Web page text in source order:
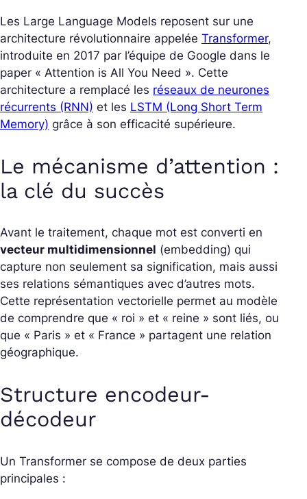
Les Large Language Models reposent sur une
architecture révolutionnaire appelée Transformer,
introduite en 2017 par l’équipe de Google dans le
paper « Attention is All You Need ». Cette
architecture a remplacé les réseaux de neurones
récurrents (RNN) et les LSTM (Long Short Term
Memory) grâce à son efficacité supérieure.
Le mécanisme d’attention :
la clé du succès
Avant le traitement, chaque mot est converti en
vecteur multidimensionnel (embedding) qui
capture non seulement sa signification, mais aussi
ses relations sémantiques avec d’autres mots.
Cette représentation vectorielle permet au modèle
de comprendre que « roi » et « reine » sont liés, ou
que « Paris » et « France » partagent une relation
géographique.
Structure encodeur-
décodeur
Un Transformer se compose de deux parties
principales :